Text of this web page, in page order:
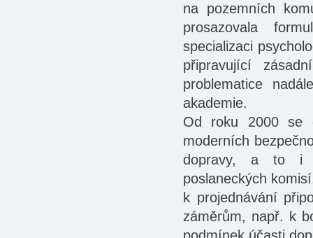
na pozemních
prosazovala
specializaci
připravující
problematice
akademie.
Od roku 2000 se
moderních
dopravy, a to i
poslaneckých
k projednávání
záměrům, např. k